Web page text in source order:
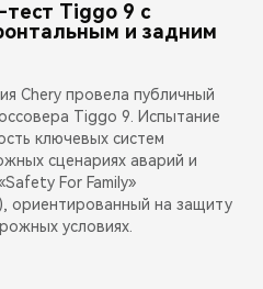
Tiggo 9 с
и задним
Chery провела публичный
Tiggo 9. Испытание
ключевых систем
сценариях аварий и
For Family»
ориентированный на защиту
условиях.